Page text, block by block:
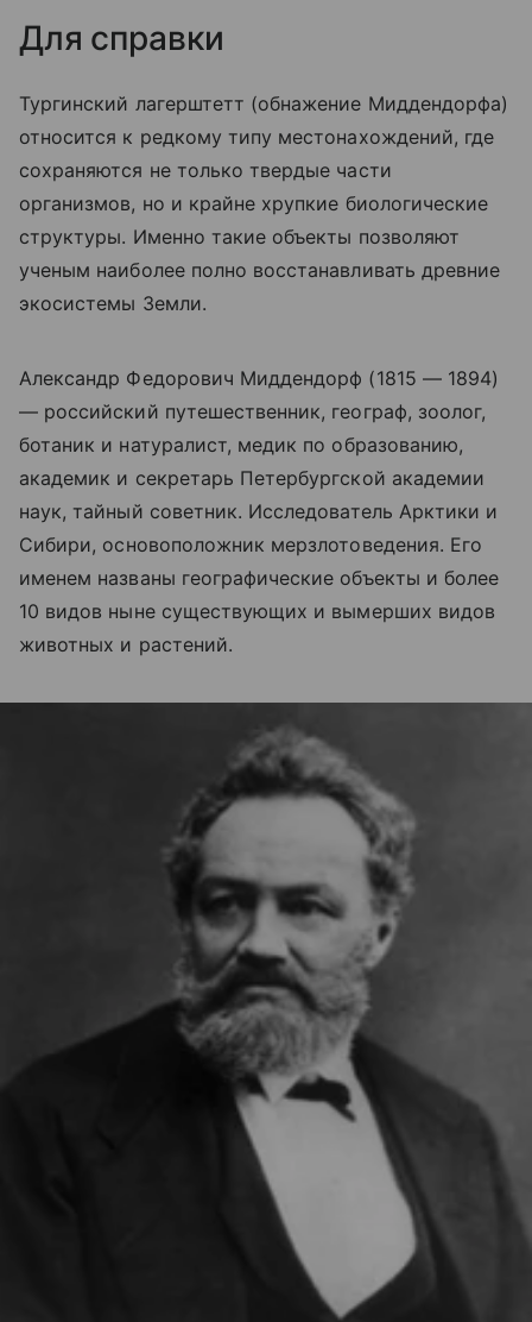
Для справки
Тургинский лагерштетт (обнажение Миддендорфа)
относится к редкому типу местонахождений, где
сохраняются не только твердые части
организмов, но и крайне хрупкие биологические
структуры. Именно такие объекты позволяют
ученым наиболее полно восстанавливать древние
экосистемы Земли.
Александр Федорович Миддендорф (1815 — 1894)
— российский путешественник, географ, зоолог,
ботаник и натуралист, медик по образованию,
академик и секретарь Петербургской академии
наук, тайный советник. Исследователь Арктики и
Сибири, основоположник мерзлотоведения. Его
именем названы географические объекты и более
10 видов ныне существующих и вымерших видов
животных и растений.